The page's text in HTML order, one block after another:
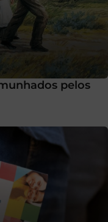
pelos